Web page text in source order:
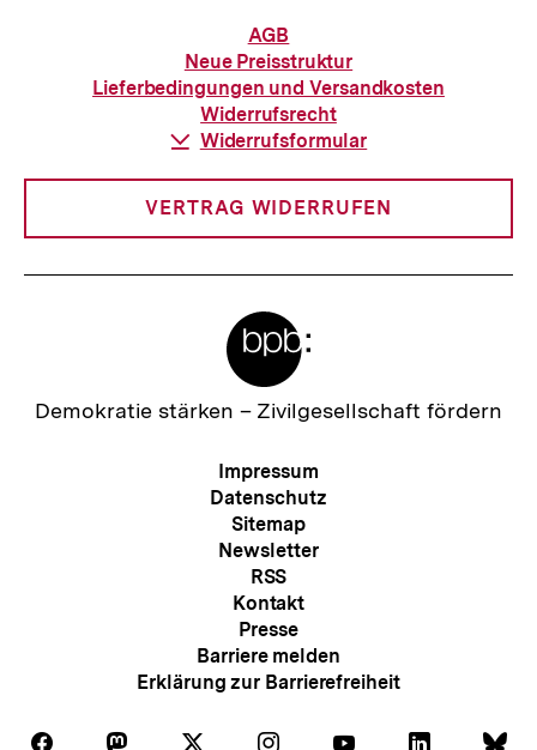
Informationen
zur
Bestellung
AGB
Neue Preisstruktur
Lieferbedingungen und Versandkosten
Widerrufsrecht
Download-
Widerrufsformular
VERTRAG WIDERRUFEN
Zur
Demokratie stärken – Zivilgesellschaft fördern
Meta-
Navigation
Impressum
Datenschutz
Sitemap
Newsletter
RSS
Kontakt
Presse
Barriere melden
Erklärung zur Barrierefreiheit
Auf Auf